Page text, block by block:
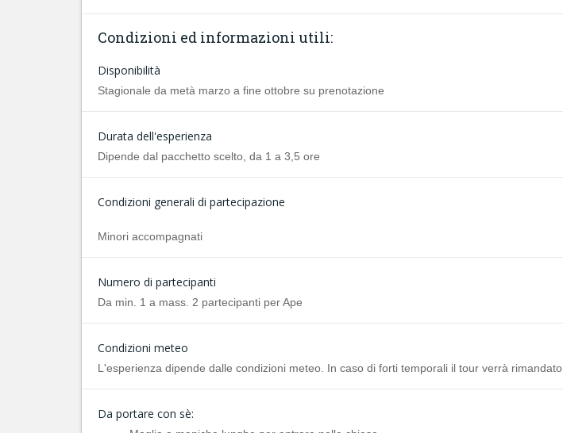
Condizioni ed informazioni utili:
Disponibilità
Stagionale da metà marzo a fine ottobre su prenotazione
Durata dell'esperienza
Dipende dal pacchetto scelto, da 1 a 3,5 ore
Condizioni generali di partecipazione
Minori accompagnati
Numero di partecipanti
Da min. 1 a mass. 2 partecipanti per Ape
Condizioni meteo
L'esperienza dipende dalle condizioni meteo. In caso di forti temporali il tour verrà rimandato
Da portare con sè: